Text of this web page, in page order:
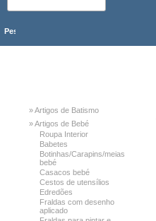
» Artigos de Batismo
» Artigos de Bebé
Roupa Interior
Babetes
Botinhas/Carapins/meias
bebé
Casacos bebé
Cestos de utensílios
Edredões
Fraldas com desenho
aplicado